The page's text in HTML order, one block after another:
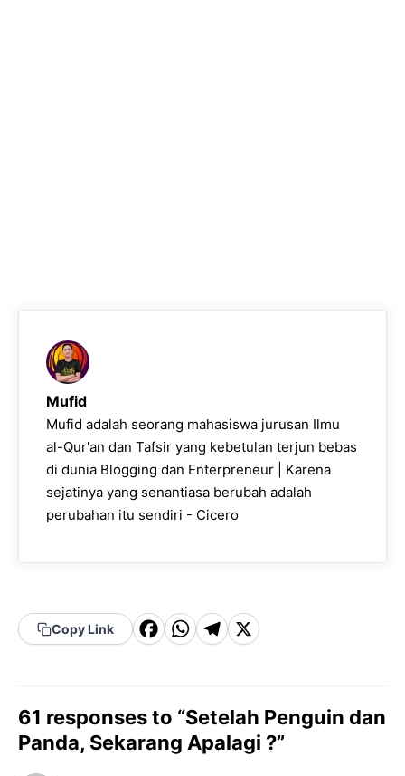
Mufid
Mufid adalah seorang mahasiswa jurusan Ilmu
al-Qur'an dan Tafsir yang kebetulan terjun bebas
di dunia Blogging dan Enterpreneur | Karena
sejatinya yang senantiasa berubah adalah
perubahan itu sendiri - Cicero
Copy Link
F
e
b
W
t
s
T
g
r
X
61 responses to “Setelah Penguin dan
Panda, Sekarang Apalagi ?”